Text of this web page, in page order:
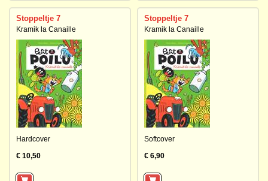
Stoppeltje 7
Kramik la Canaille
Hardcover
€ 10,50
Stoppeltje 7
Kramik la Canaille
Softcover
€ 6,90